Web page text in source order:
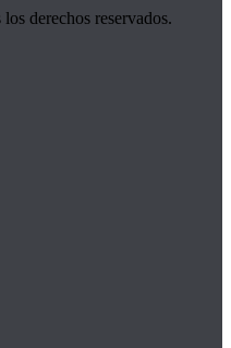
derechos reservados.